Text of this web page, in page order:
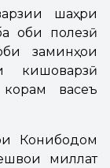
шаҳри
оби полезӣ
заминҳои
кишоварзӣ
васеъ
Конибодом
миллат